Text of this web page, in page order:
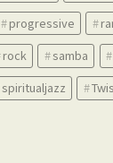
progressive
rock samba
spiritualjazz